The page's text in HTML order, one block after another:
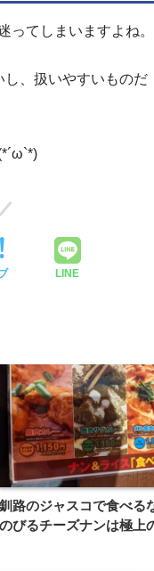
ってしまいますよね。
、扱いやすいものだ
LINE
釧路のジャスコで食べる
のびるチーズナンは極上